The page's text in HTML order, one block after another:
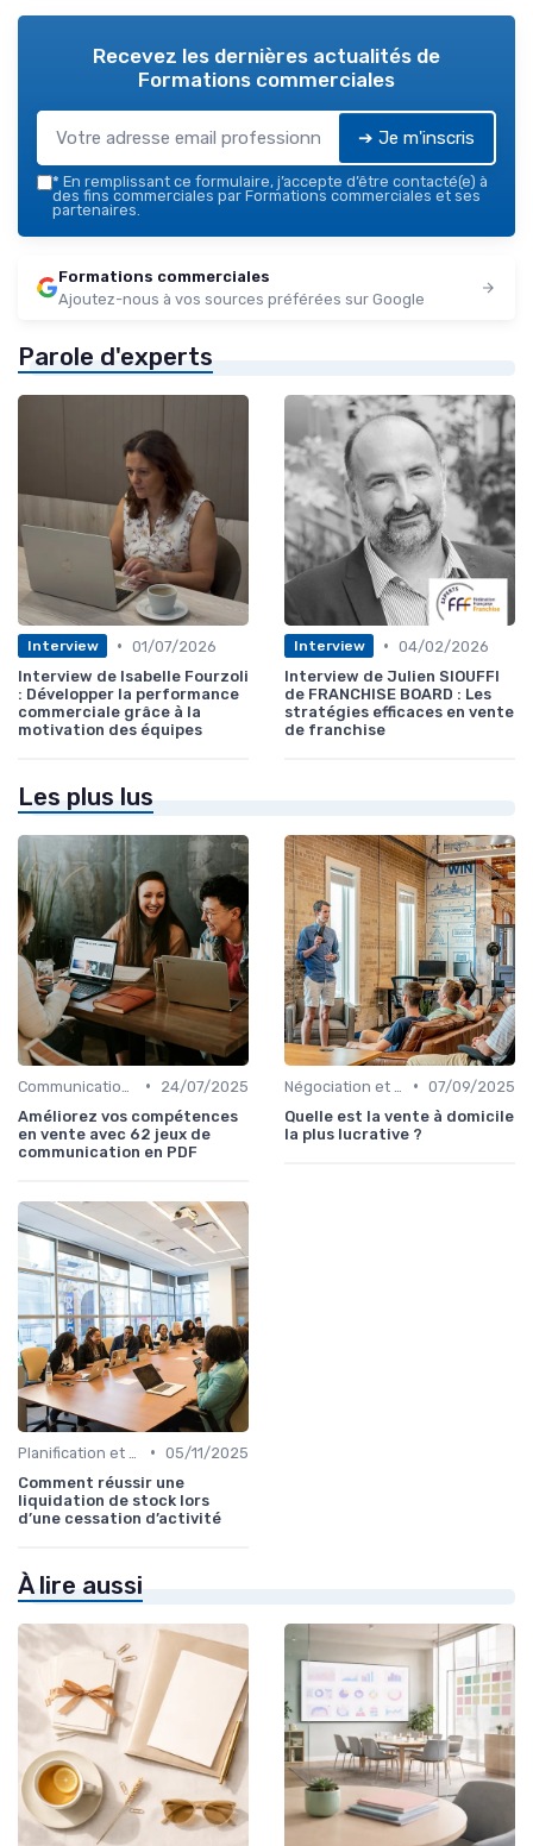
Recevez les dernières actualités de
Formations commerciales
➔ Je m'inscris
* En remplissant ce formulaire, j’accepte d’être contacté(e) à
des fins commerciales par Formations commerciales et ses
partenaires.
Formations commerciales
Ajoutez-nous à vos sources préférées sur Google
Parole d'experts
Interview • 01/07/2026
Interview de Isabelle Fourzoli
: Développer la performance
commerciale grâce à la
motivation des équipes
Interview • 04/02/2026
Interview de Julien SIOUFFI
de FRANCHISE BOARD : Les
stratégies efficaces en vente
de franchise
Les plus lus
•
24/07/2025
Améliorez vos compétences
en vente avec 62 jeux de
communication en PDF
• 07/09/2025
Quelle est la vente à domicile
la plus lucrative ?
• 05/11/2025
Comment réussir une
liquidation de stock lors
d’une cessation d’activité
À lire aussi